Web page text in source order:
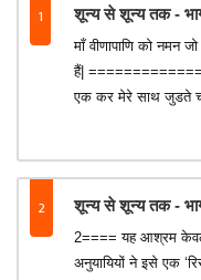
1 शून्य से शून्य तक -
माँ वीणापाणि को नमन
हैं|
एक कर मेरे साथ जुडते
2 शून्य से शून्य तक -
2==== यह आश्रम
अनुयायियों ने इसे एक